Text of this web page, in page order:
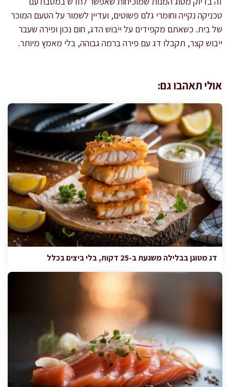
טכניקה נקייה וחומרי גלם פשוטים, ועדיין לשמור על הטעם המוכר
של בית. כשאתם מקפידים על ייבוש הדג, חום נכון ופירה שעבר
ייבוש קצר, תקבלו דג עם פירה ברמה גבוהה, בלי מאמץ מיותר.
אולי תאהבו גם:
דג מטוגן בבלילה משגעת ב-25 דקות, בלי ביצים בכלל